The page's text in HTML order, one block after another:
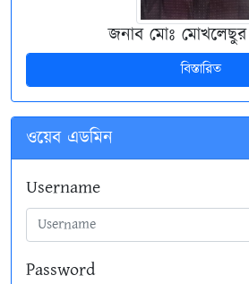
জনাব মোঃ মোখলেছুর
বিস্তারিত
ওয়েব এডমিন
Username
Password